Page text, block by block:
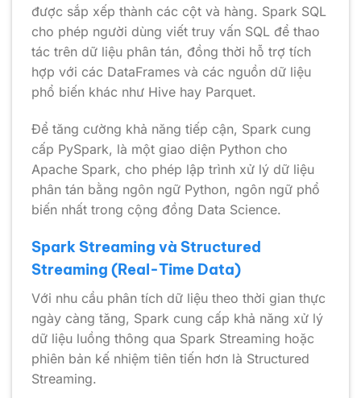
được sắp xếp thành các cột và hàng. Spark SQL
cho phép người dùng viết truy vấn SQL để thao
tác trên dữ liệu phân tán, đồng thời hỗ trợ tích
hợp với các DataFrames và các nguồn dữ liệu
phổ biến khác như Hive hay Parquet.
Để tăng cường khả năng tiếp cận, Spark cung
cấp PySpark, là một giao diện Python cho
Apache Spark, cho phép lập trình xử lý dữ liệu
phân tán bằng ngôn ngữ Python, ngôn ngữ phổ
biến nhất trong cộng đồng Data Science.
Spark Streaming và Structured
Streaming (Real-Time Data)
Với nhu cầu phân tích dữ liệu theo thời gian thực
ngày càng tăng, Spark cung cấp khả năng xử lý
dữ liệu luồng thông qua Spark Streaming hoặc
phiên bản kế nhiệm tiên tiến hơn là Structured
Streaming.